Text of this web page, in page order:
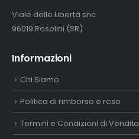
Viale delle Libertà snc
96019 Rosolini (SR)
Informazioni
Chi Siamo
Politica di rimborso e reso
Termini e Condizioni di Vendita